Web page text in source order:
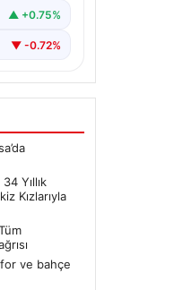
tam 34 yıl
▲ +0.75%
▼ -0.72%
Yıllık
Kızlarıyla
ve bahçe